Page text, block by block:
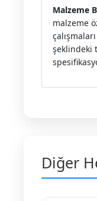
Malzeme
malzeme
şeklindeki
Diğer